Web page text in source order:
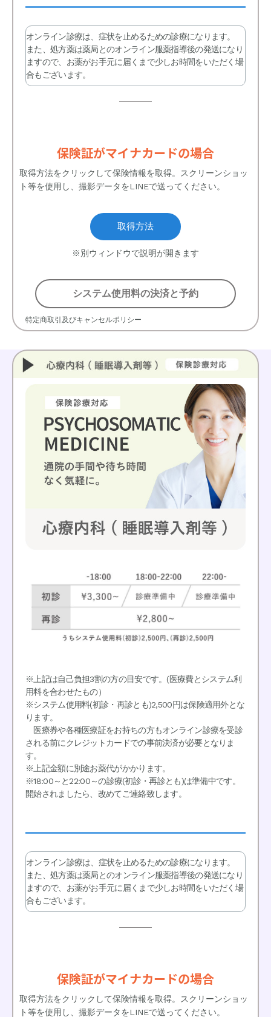
オンライン診療は、症状を止めるための診療になります。
また、処方薬は薬局とのオンライン服薬指導後の発送になり
ますので、お薬がお手元に届くまで少しお時間をいただく場
合もございます。
保険証がマイナカードの場合
取得方法をクリックして保険情報を取得。スクリーンショッ
ト等を使用し、撮影データをLINEで送ってください。
取得方法
※別ウィンドウで説明が開きます
システム使用料の決済と予約
特定商取引及びキャンセルポリシー
※上記は自己負担3割の方の目安です。(医療費とシステム利
用料を合わせたもの）
※システム使用料(初診・再診とも)2,500円は保険適用外とな
ります。
医療券や各種医療証をお持ちの方もオンライン診療を受診
される前にクレジットカードでの事前決済が必要となりま
す。
※上記金額に別途お薬代がかかります。
※18:00～と22:00～の診療(初診・再診とも)は準備中です。
開始されましたら、改めてご連絡致します。
オンライン診療は、症状を止めるための診療になります。
また、処方薬は薬局とのオンライン服薬指導後の発送になり
ますので、お薬がお手元に届くまで少しお時間をいただく場
合もございます。
保険証がマイナカードの場合
取得方法をクリックして保険情報を取得。スクリーンショッ
ト等を使用し、撮影データをLINEで送ってください。